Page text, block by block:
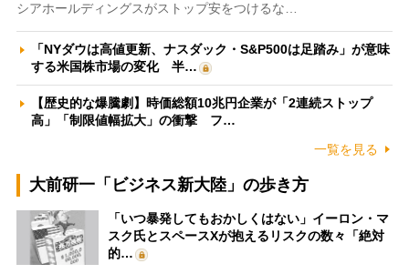
シアホールディングスがストップ安をつけるな…
「NYダウは高値更新、ナスダック・S&P500は足踏み」が意味
する米国株市場の変化 半…
【歴史的な爆騰劇】時価総額10兆円企業が「2連続ストップ
高」「制限値幅拡大」の衝撃 フ…
一覧を見る
大前研一「ビジネス新大陸」の歩き方
「いつ暴発してもおかしくはない」イーロン・マ
スク氏とスペースXが抱えるリスクの数々「絶対
的…